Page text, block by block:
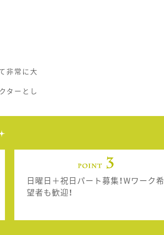
非常に大
ターとし
日曜日＋祝日パート募集！Wワーク希
望者も歓迎！